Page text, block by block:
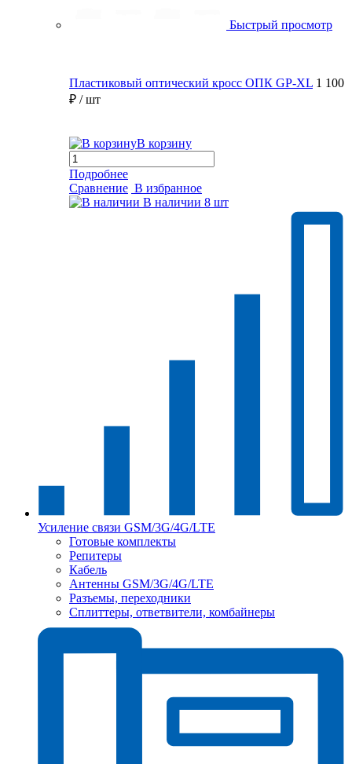
Быстрый просмотр
Пластиковый оптический кросс ОПК GP-XL 1 100
₽ / шт
В корзину
Подробнее
Сравнение В избранное
В наличии 8 шт
Усиление связи GSM/3G/4G/LTE
Готовые комплекты
Репитеры
Кабель
Антенны GSM/3G/4G/LTE
Разъемы, переходники
Сплиттеры, ответвители, комбайнеры